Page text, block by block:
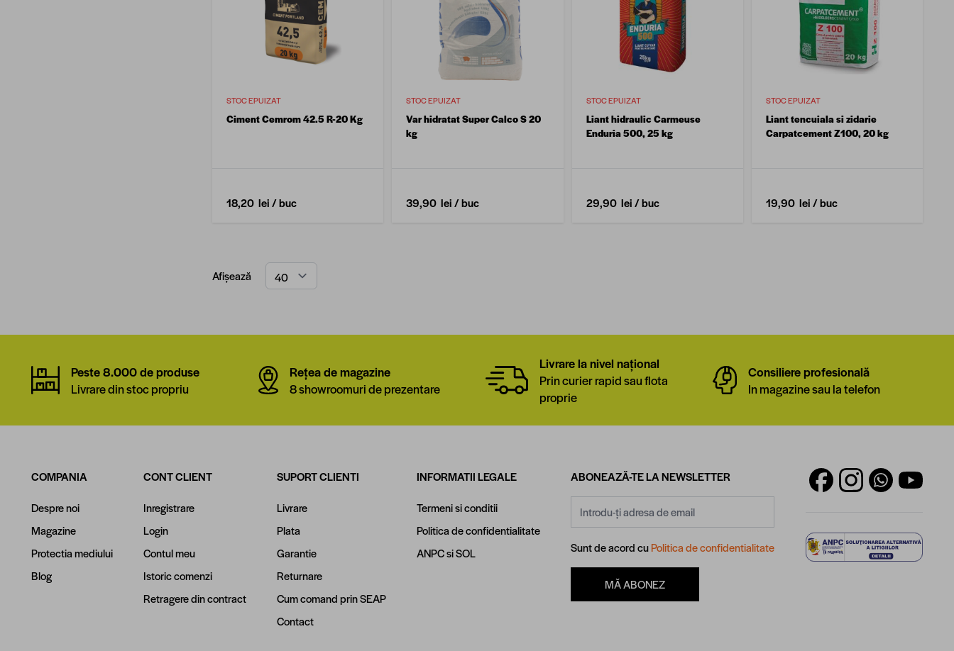
STOC EPUIZAT
Ciment Cemrom 42.5 R-20 Kg
18,20 lei/ buc
STOC EPUIZAT
Var hidratat Super Calco S 20
kg
39,90 lei/ buc
STOC EPUIZAT
Liant hidraulic Carmeuse
Enduria 500, 25 kg
29,90 lei/ buc
STOC EPUIZAT
Liant tencuiala si zidarie
Carpatcement Z100, 20 kg
19,90 lei/ buc
Afișează
Peste 8.000 de produse
Livrare din stoc propriu
Rețea de magazine
8 showroomuri de prezentare
Livrare la nivel național
Prin curier rapid sau flota
proprie
Consiliere profesională
In magazine sau la telefon
COMPANIA
Despre noi
Magazine
Protectia mediului
Blog
CONT CLIENT
Inregistrare
Login
Contul meu
Istoric comenzi
Retragere din contract
SUPORT CLIENTI
Livrare
Plata
Garantie
Returnare
Cum comand prin SEAP
Contact
INFORMATII LEGALE
Termeni si conditii
Politica de confidentialitate
ANPCsiSOL
ABONEAZĂ-TE LA NEWSLETTER
Sunt de acord cuPolitica de confidentialitate
MĂ ABONEZ